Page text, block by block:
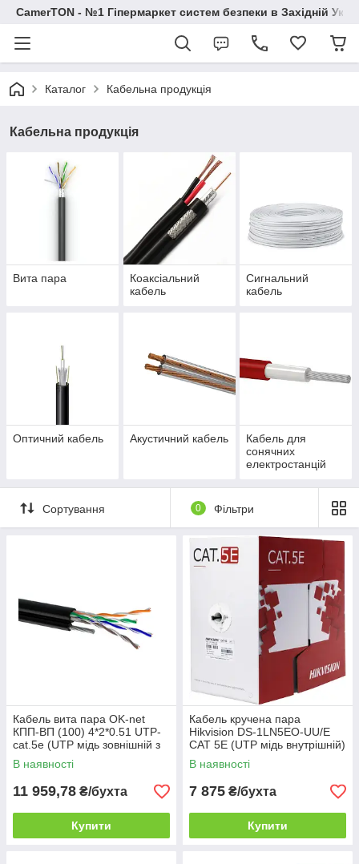
CamerTON - №1 Гіпермаркет систем безпеки в Західній
Каталог Кабельна продукція
Кабельна продукція
Вита пара
Коаксіальний
кабель
Сигнальний
кабель
Оптичний кабель Акустичний кабель
Кабель для
сонячних
електростанцій
Сортування 0 Фільтри
Кабель вита пара OK-net
КПП-ВП (100) 4*2*0.51 UTP-
cat.5e (UTP мідь зовнішній з
тросом 7*0 5мм) бухта 305 м.
чорний
В наявності
11 959,78 ₴/бухта
Купити
Кабель кручена пара
Hikvision DS-1LN5EO-UU/E
CAT 5E (UTP мідь внутрішній)
бухта 305м чорний
В наявності
7 875 ₴/бухта
Купити